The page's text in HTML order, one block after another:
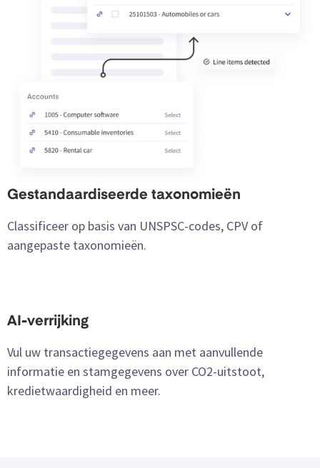
Gestandaardiseerde taxonomieën
Classificeer op basis van UNSPSC-codes, CPV of
aangepaste taxonomieën.
AI-verrijking
Vul uw transactiegegevens aan met aanvullende
informatie en stamgegevens over CO2-uitstoot,
kredietwaardigheid en meer.